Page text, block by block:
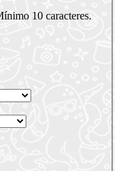
10 caracteres.